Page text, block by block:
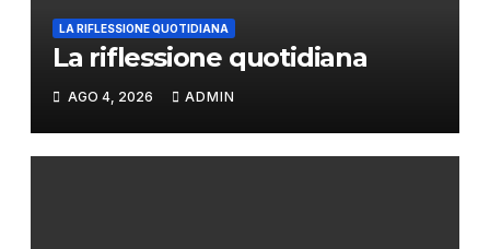
LA RIFLESSIONE QUOTIDIANA
La riflessione quotidiana
AGO 4, 2026 ADMIN